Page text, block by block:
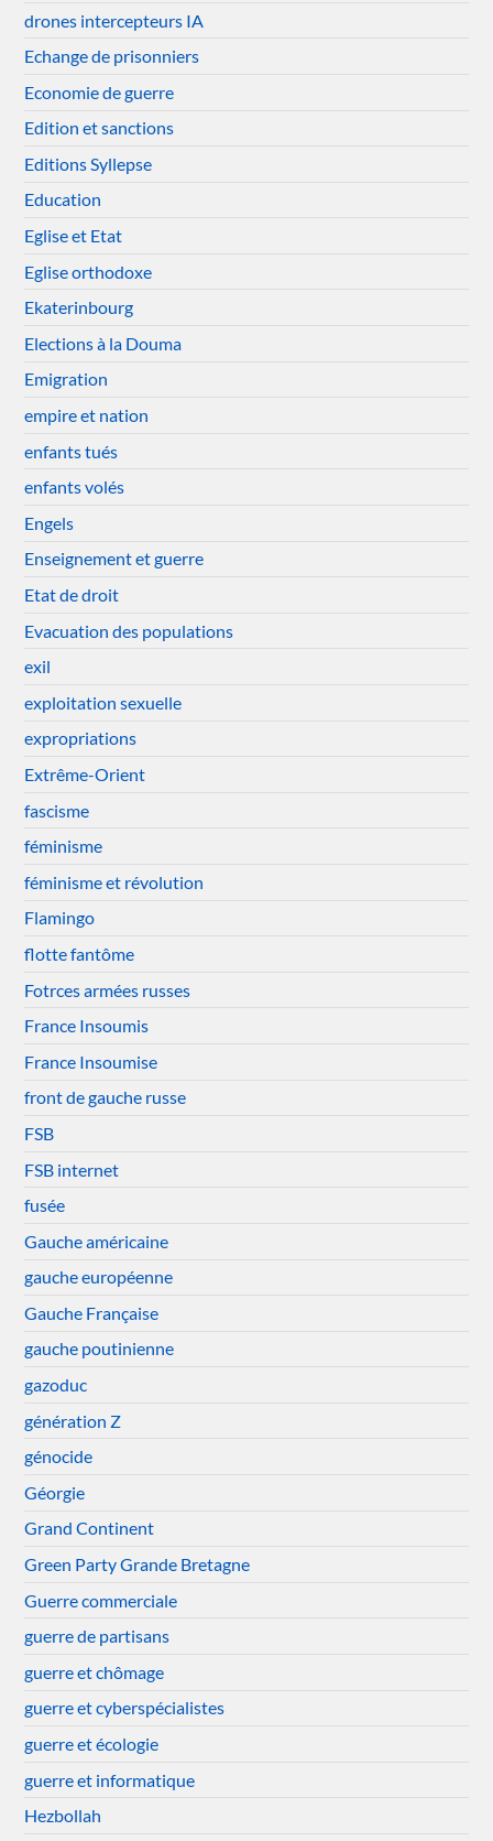
drones intercepteurs IA
Echange de prisonniers
Economie de guerre
Edition et sanctions
Editions Syllepse
Education
Eglise et Etat
Eglise orthodoxe
Ekaterinbourg
Elections à la Douma
Emigration
empire et nation
enfants tués
enfants volés
Engels
Enseignement et guerre
Etat de droit
Evacuation des populations
exil
exploitation sexuelle
expropriations
Extrême-Orient
fascisme
féminisme
féminisme et révolution
Flamingo
flotte fantôme
Fotrces armées russes
France Insoumis
France Insoumise
front de gauche russe
FSB
FSB internet
fusée
Gauche américaine
gauche européenne
Gauche Française
gauche poutinienne
gazoduc
génération Z
génocide
Géorgie
Grand Continent
Green Party Grande Bretagne
Guerre commerciale
guerre de partisans
guerre et chômage
guerre et cyberspécialistes
guerre et écologie
guerre et informatique
Hezbollah